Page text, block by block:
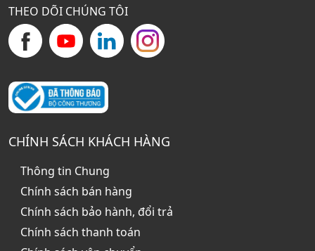
THEO DÕI CHÚNG TÔI
CHÍNH SÁCH KHÁCH HÀNG
Thông tin Chung
Chính sách bán hàng
Chính sách bảo hành, đổi trả
Chính sách thanh toán